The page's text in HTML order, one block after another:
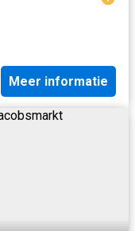
Meer informatie